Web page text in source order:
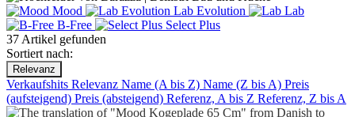
Mood Lab Evolution
Lab
B-Free
Select Plus
37 Artikel gefunden
Sortiert nach:
Relevanz
Verkaufshits Relevanz Name (A bis Z) Name (Z bis A) Preis
(aufsteigend) Preis (absteigend) Referenz, A bis Z Referenz, Z bis A